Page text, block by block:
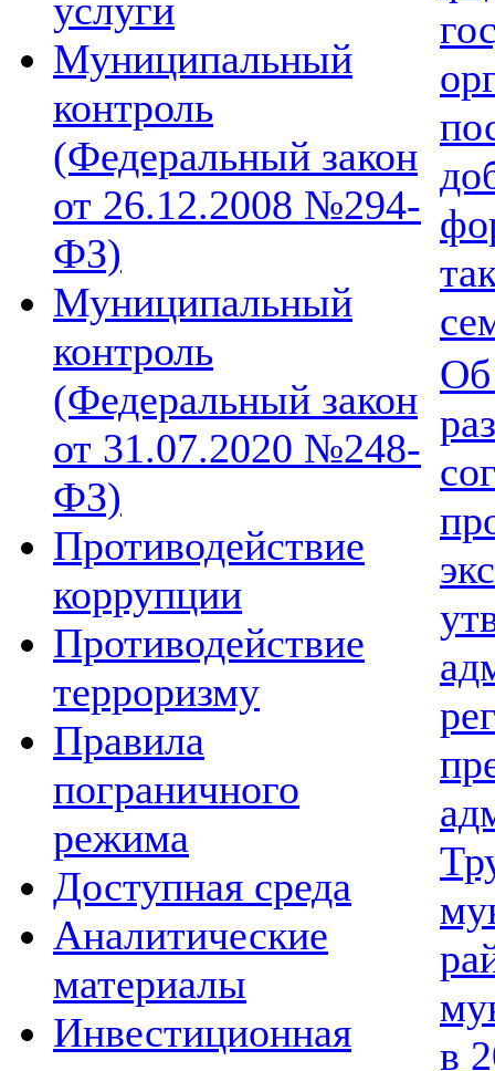
услуги
Муниципальный
контроль
(Федеральный закон
от 26.12.2008 №294-
ФЗ)
Муниципальный
контроль
(Федеральный закон
от 31.07.2020 №248-
ФЗ)
Противодействие
коррупции
Противодействие
терроризму
Правила
пограничного
режима
Доступная среда
Аналитические
материалы
Инвестиционная
Об
в